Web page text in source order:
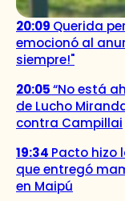
20:09 Querida
emocionó al
siempre!"
20:05“No está
de Lucho
contra Campillai
19:34 Pacto hizo
que entregó
en Maipú